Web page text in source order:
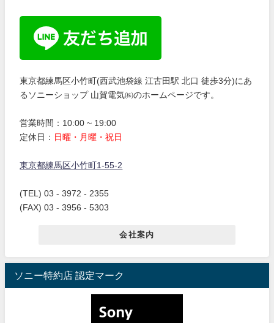
東京都練馬区小竹町(西武池袋線 江古田駅 北口 徒歩3分)にあ
るソニーショップ 山賀電気㈱のホームページです。
営業時間：10:00 ~ 19:00
定休日： 日曜・月曜・祝日
東京都練馬区小竹町1-55-2
(TEL) 03 - 3972 - 2355
(FAX) 03 - 3956 - 5303
会社案内
ソニー特約店 認定マーク